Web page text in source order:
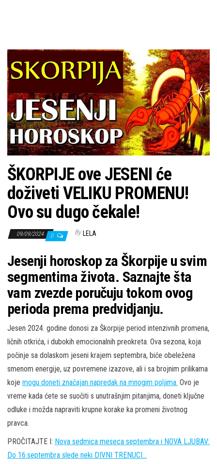
ŠKORPIJE ove JESENI će
doživeti VELIKU PROMENU!
Ovo su dugo čekale!
09/09/2024 0 By LELA
Jesenji horoskop za Škorpije u svim
segmentima života. Saznajte šta
vam zvezde poručuju tokom ovog
perioda prema predvidjanju.
Jesen 2024. godine donosi za Škorpije period intenzivnih promena,
ličnih otkrića, i dubokih emocionalnih preokreta. Ova sezona, koja
počinje sa dolaskom jeseni krajem septembra, biće obeležena
smenom energije, uz povremene izazove, ali i sa brojnim prilikama
koje mogu doneti značajan napredak na mnogim poljima. Ovo je
vreme kada ćete se suočiti s unutrašnjim pitanjima, doneti ključne
odluke i možda napraviti krupne korake ka promeni životnog
pravca.
PROČITAJTE I: Nova sedmica meseca septembra i NOVA LJUBAV:
Do 16.septembra slede neki DIVNI TRENUCI…